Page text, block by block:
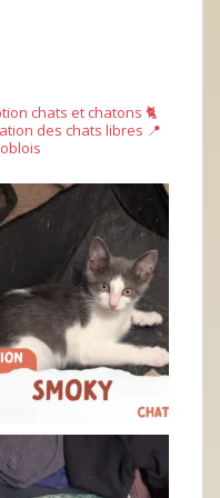
chats et chatons 🐈
des chats libres 📍